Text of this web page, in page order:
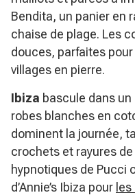
Bendita, un panier en
chaise de plage. Les
douces, parfaites
villages en pierre.
Ibiza bascule dans
robes blanches en
dominent la journée,
crochets et rayures
hypnotiques de Pucci
d’Annie’s Ibiza pour les